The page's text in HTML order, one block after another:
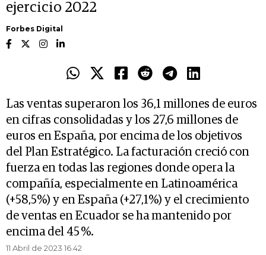
ejercicio 2022
Forbes Digital
Las ventas superaron los 36,1 millones de euros
en cifras consolidadas y los 27,6 millones de
euros en España, por encima de los objetivos
del Plan Estratégico. La facturación creció con
fuerza en todas las regiones donde opera la
compañía, especialmente en Latinoamérica
(+58,5%) y en España (+27,1%) y el crecimiento
de ventas en Ecuador se ha mantenido por
encima del 45 %.
11 Abril de 2023 16.42